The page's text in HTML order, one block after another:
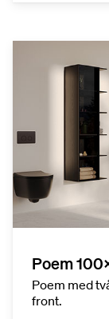
Poem
Poem med
front.